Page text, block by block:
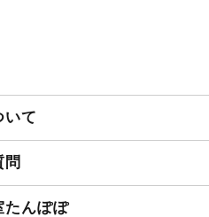
いて
問
たんぽぽ